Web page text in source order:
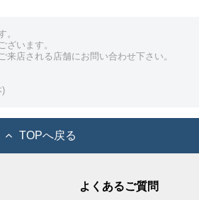
。
ざいます。
店される店舗にお問い合わせ下さい。
)
TOPへ戻る
よくあるご質問